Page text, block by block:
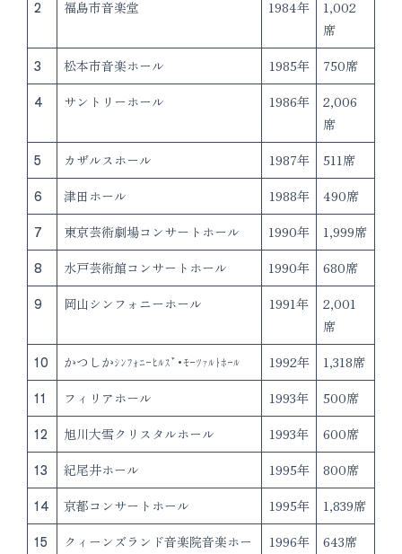
2 福島市音楽堂 1984年
1,002
席
3
松本市音楽ホール 1985年
750席
4
サントリーホール 1986年
2,006
席
5
カザルスホール 1987年
511席
6
津田ホール 1988年
490席
7
東京芸術劇場コンサートホール 1990年
1,999席
8
水戸芸術館コンサートホール 1990年
680席
9
岡山シンフォニーホール 1991年
2,001
席
10
かつしかｼﾝﾌｫﾆｰﾋﾙｽﾞ･ﾓｰﾂｧﾙﾄﾎｰﾙ 1992年
1,318席
11
フィリアホール 1993年
500席
12
旭川大雪クリスタルホール 1993年
600席
13
紀尾井ホール 1995年
800席
14
京都コンサートホール 1995年
1,839席
15
クィーンズランド音楽院音楽ホー
1996年 643席